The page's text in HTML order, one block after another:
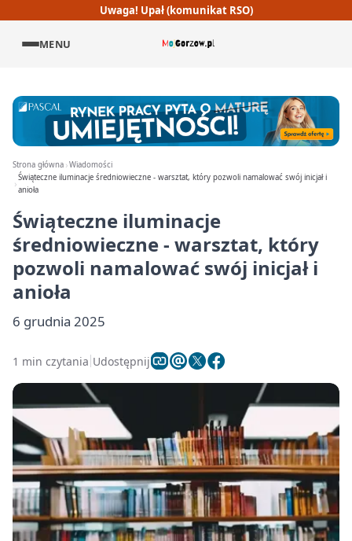
Uwaga! Upał (komunikat RSO)
MENU
Strona główna Wiadomości
Świąteczne iluminacje średniowieczne - warsztat, który pozwoli namalować swój inicjał i
anioła
Świąteczne iluminacje
średniowieczne - warsztat, który
pozwoli namalować swój inicjał i
anioła
6 grudnia 2025
1 min czytania Udostępnij